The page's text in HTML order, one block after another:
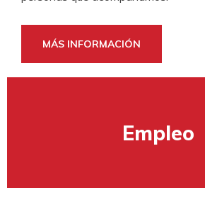
Si estás interesado, puedes
darte más información.
MÁS INFORMACIÓN
Empleo